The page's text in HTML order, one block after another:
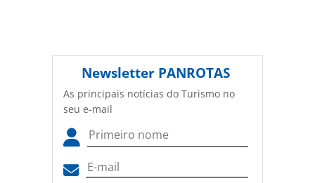
Newsletter PANROTAS
As principais notícias do Turismo no
seu e-mail